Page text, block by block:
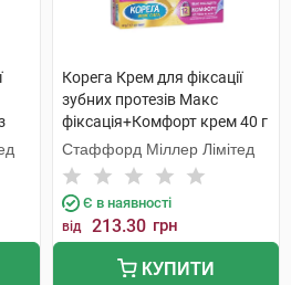
Корега Крем для фіксації
зубних протезів Макс
фіксація+Комфорт крем 40 г
1 туба
Стаффорд Міллер Лімітед
Є в наявності
від 213.30 грн
КУПИТИ